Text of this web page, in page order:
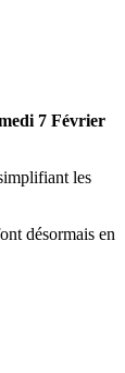
7 Février
les
désormais en